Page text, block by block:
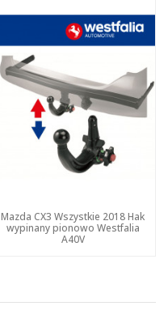
Mazda CX3 Wszystkie 2018 Hak
wypinany pionowo Westfalia
A40V